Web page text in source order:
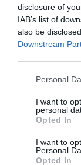
disclosure of
IAB’s list of
also be
Downstream
Please note
not limited to
grant or deny
use your data
consent section.
Personal
I want to
personal
Opted In
I want to
Personal
Opted In